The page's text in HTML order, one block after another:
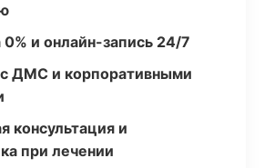
0% и онлайн-запись 24/7
ДМС и корпоративными
консультация и
при лечении